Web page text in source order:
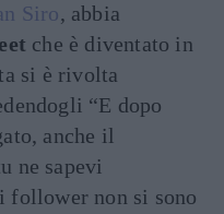
Siro, abbia
che è diventato in
si è rivolta
“E dopo
anche il
ne sapevi
follower non si sono